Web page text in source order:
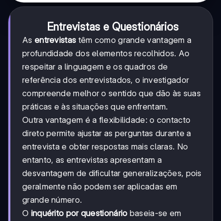
Entrevistas e Questionários
As entrevistas têm como grande vantagem a
profundidade dos elementos recolhidos. Ao
respeitar a linguagem e os quadros de
referência dos entrevistados, o investigador
compreende melhor o sentido que dão às suas
práticas e às situações que enfrentam.
Outra vantagem é a flexibilidade: o contacto
direto permite ajustar as perguntas durante a
entrevista e obter respostas mais claras. No
entanto, as entrevistas apresentam a
desvantagem de dificultar generalizações, pois
geralmente não podem ser aplicadas em
grande número.
O inquérito por questionário baseia-se em